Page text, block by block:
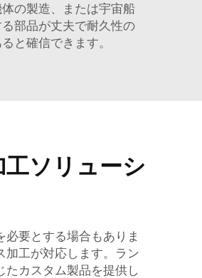
の製造、または宇宙船
部品が丈夫で耐久性の
と確信できます。
ソリューシ
要とする場合もありま
加工が対応します。ラン
たカスタム製品を提供し